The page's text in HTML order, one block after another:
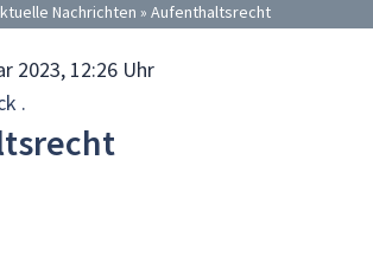
Nachrichten » Aufenthaltsrecht
2023, 12:26 Uhr
.